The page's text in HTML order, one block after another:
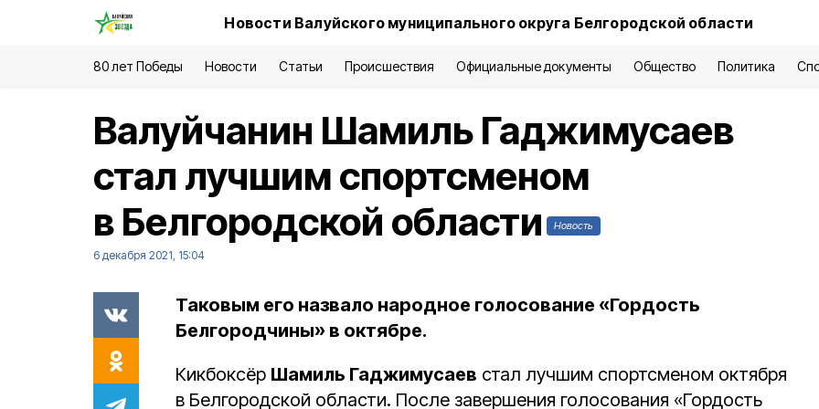
Новости Валуйского муниципального округа Белгородской области
80 лет Победы Новости Статьи Происшествия Официальные документы Общество Политика
Валуйчанин Шамиль Гаджимусаев
стал лучшим спортсменом
в Белгородской области
Новость
6 декабря 2021, 15:04
Таковым его назвало народное голосование «Гордость
Белгородчины» в октябре.
Кикбоксёр Шамиль Гаджимусаев стал лучшим спортсменом октября
в Белгородской области. После завершения голосования «Гордость